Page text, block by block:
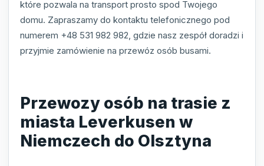
które pozwala na transport prosto spod Twojego
domu. Zapraszamy do kontaktu telefonicznego pod
numerem +48 531 982 982, gdzie nasz zespół doradzi i
przyjmie zamówienie na przewóz osób busami.
Przewozy osób na trasie z
miasta Leverkusen w
Niemczech do Olsztyna